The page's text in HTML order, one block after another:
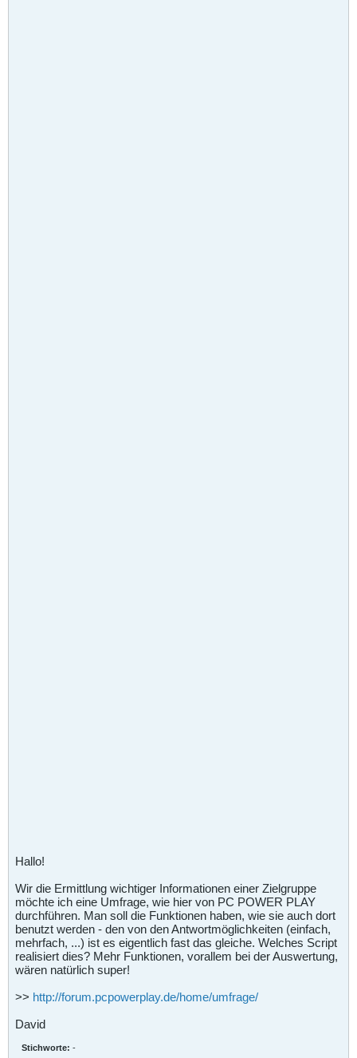
Hallo!
Wir die Ermittlung wichtiger Informationen einer Zielgruppe
möchte ich eine Umfrage, wie hier von PC POWER PLAY
durchführen. Man soll die Funktionen haben, wie sie auch dort
benutzt werden - den von den Antwortmöglichkeiten (einfach,
mehrfach, ...) ist es eigentlich fast das gleiche. Welches Script
realisiert dies? Mehr Funktionen, vorallem bei der Auswertung,
wären natürlich super!
>> http://forum.pcpowerplay.de/home/umfrage/
David
Stichworte: -